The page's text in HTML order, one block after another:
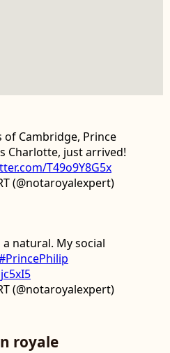
of Cambridge, Prince
Charlotte, just arrived!
T49o9Y8G5x
(@notaroyalexpert)
natural. My social
(@notaroyalexpert)
royale